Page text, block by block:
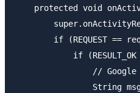
protected void
if (REQUEST ==
if (RESULT_OK
// Google
String